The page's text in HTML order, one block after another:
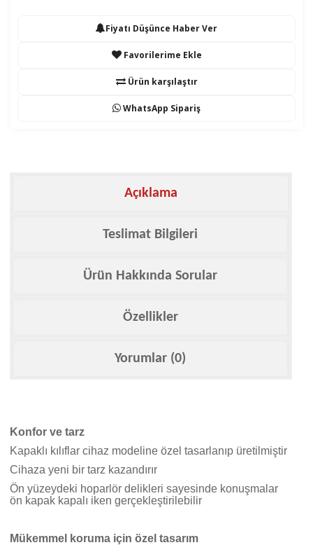
Fiyatı Düşünce Haber Ver
Favorilerime Ekle
Ürün karşılaştır
WhatsApp Sipariş
Açıklama
Teslimat Bilgileri
Ürün Hakkında Sorular
Özellikler
Yorumlar (0)
Konfor ve tarz
Kapaklı kılıflar cihaz modeline özel tasarlanıp üretilmiştir
Cihaza yeni bir tarz kazandırır
Ön yüzeydeki hoparlör delikleri sayesinde konuşmalar
ön kapak kapalı iken gerçekleştirilebilir
Mükemmel koruma için özel tasarım